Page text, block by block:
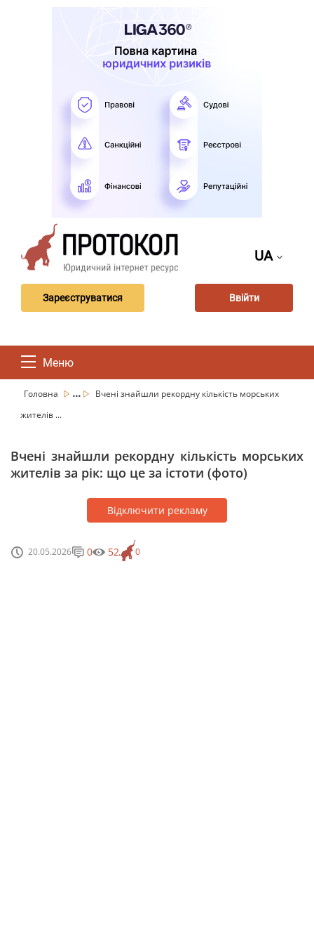
UA
Зареєструватися Ввійти
Меню
Головна ...
Вчені знайшли рекордну кількість морських
жителів ...
Вчені знайшли рекордну кількість морських
жителів за рік: що це за істоти (фото)
Відключити рекламу
20.05.2026 0
0 52